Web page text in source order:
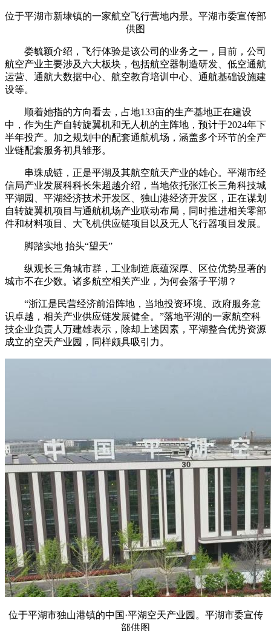
位于平湖市新埭镇的一家航空飞行营地内景。平湖市委宣传部
供图
娄毓颖介绍，飞行体验是该公司的业务之一，目前，公司
航空产业主要涉及六大板块，包括航空器制造研发、低空通航
运营、通航大数据中心、航空教育培训中心、通航基础设施建
设等。
顺着她指的方向看去，占地133亩的生产基地正在建设
中，作为生产自转旋翼机和无人机的主阵地，预计于2024年下
半年投产。加之规划中的配套通航机场，涵盖多个环节的全产
业链配套服务初具雏形。
串珠成链，正是平湖及其航空航天产业的雄心。平湖市经
信局产业发展科科长朱超越介绍，当地依托张江长三角科技城
平湖园、平湖经济技术开发区、独山港经济开发区，正在谋划
自转旋翼机项目与通航机场产业联动布局，同时推进相关零部
件和材料项目、大飞机供应链项目以及无人飞行器项目发展。
脚踏实地 抬头“望天”
纵观长三角城市群，工业制造底蕴深厚、区位优势显著的
城市不在少数。诸多航空相关产业，为何会落子平湖？
“浙江是民营经济前沿阵地，当地投资环境、政府服务意
识卓越，相关产业供应链发展健全。”落地平湖的一家航空科
技企业负责人万建雄表示，除却上述因素，平湖整合优势资源
成立的空天产业园，同样颇具吸引力。
位于平湖市独山港镇的中国·平湖空天产业园。平湖市委宣传
部供图